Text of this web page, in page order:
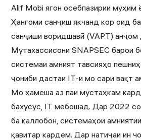
Alif Mobi ягон осебпазирии муҳим
Ҳангоми санҷиш якчанд кор оид
санҷиши воридшавӣ (VAPT)
Мутахассисони SNAPSEC барои
системаи амният тавсияҳо
ҷониби дастаи IT-и мо сари вақт
Мо ҳамеша аз паи мустаҳкам
бахусус, IT мебошад. Дар 2022
ба қаллобон, системаҳои
қавитар кардем. Дар натиҷаи ин